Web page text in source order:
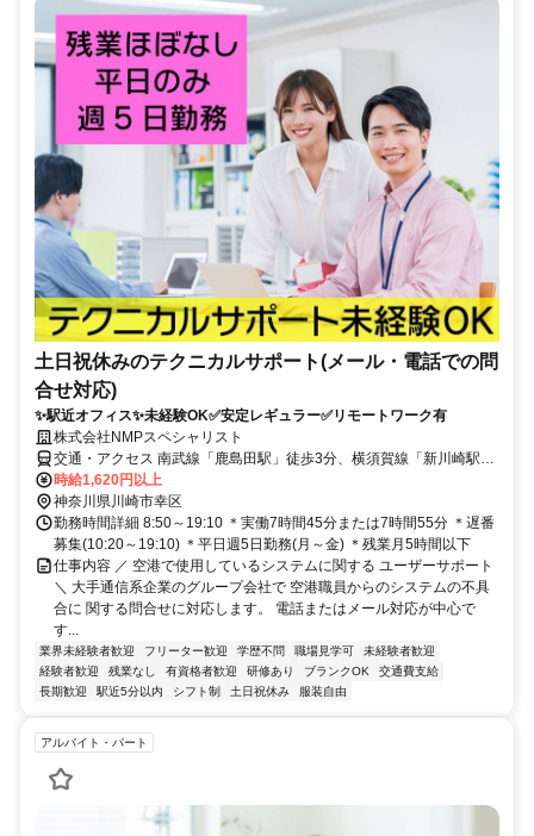
土日祝休みのテクニカルサポート(メール・電話での問
合せ対応)
✨駅近オフィス✨未経験OK✅安定レギュラー✅リモートワーク有
株式会社NMPスペシャリスト
交通・アクセス 南武線「鹿島田駅」徒歩3分、横須賀線「新川崎駅」
徒歩5分
時給1,620円以上
神奈川県川崎市幸区
勤務時間詳細 8:50～19:10 ＊実働7時間45分または7時間55分 ＊遅番
募集(10:20～19:10) ＊平日週5日勤務(月～金) ＊残業月5時間以下
仕事内容 ／ 空港で使用しているシステムに関する ユーザーサポート
＼ 大手通信系企業のグループ会社で 空港職員からのシステムの不具
合に 関する問合せに対応します。 電話またはメール対応が中心で
す...
業界未経験者歓迎 フリーター歓迎 学歴不問 職場見学可
未経験者歓迎
経験者歓迎
残業なし 有資格者歓迎 研修あり ブランクOK
交通費支給
長期歓迎
駅近5分以内 シフト制 土日祝休み 服装自由
アルバイト・パート